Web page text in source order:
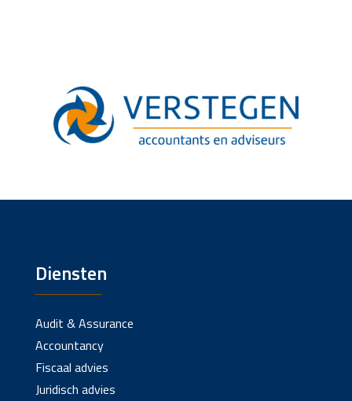
Diensten
Audit & Assurance
Accountancy
Fiscaal advies
Juridisch advies